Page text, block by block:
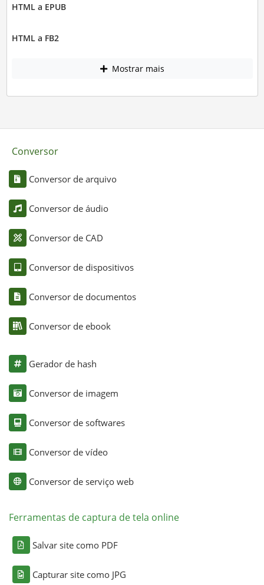
HTML a EPUB
HTML a FB2
Mostrar mais
Conversor
Conversor de arquivo
Conversor de áudio
Conversor de CAD
Conversor de dispositivos
Conversor de documentos
Conversor de ebook
Gerador de hash
Conversor de imagem
Conversor de softwares
Conversor de vídeo
Conversor de serviço web
Ferramentas de captura de tela online
Salvar site como PDF
Capturar site como JPG